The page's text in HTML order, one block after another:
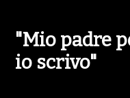
"Mio padre
io scrivo"